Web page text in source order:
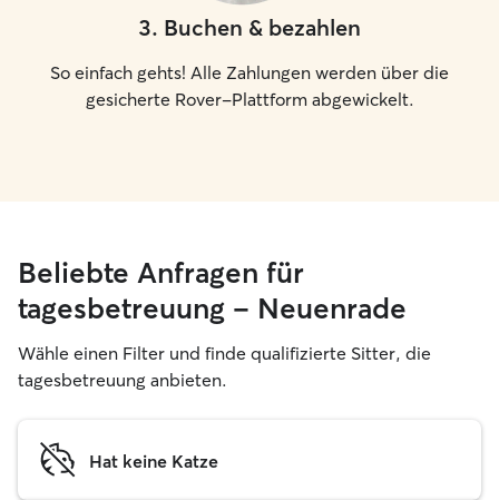
3. Buchen & bezahlen
So einfach gehts! Alle Zahlungen werden über die
gesicherte Rover-Plattform abgewickelt.
Beliebte Anfragen für
tagesbetreuung – Neuenrade
Wähle einen Filter und finde qualifizierte Sitter, die
tagesbetreuung anbieten.
Hat keine Katze